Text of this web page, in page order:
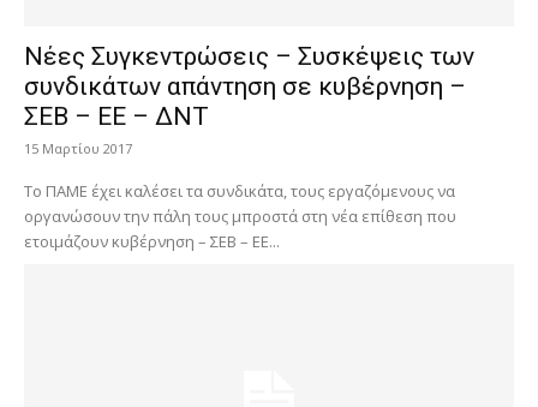
Νέες Συγκεντρώσεις – Συσκέψεις των
συνδικάτων απάντηση σε κυβέρνηση –
ΣΕΒ – ΕΕ – ΔΝΤ
15 Μαρτίου 2017
Το ΠΑΜΕ έχει καλέσει τα συνδικάτα, τους εργαζόμενους να
οργανώσουν την πάλη τους μπροστά στη νέα επίθεση που
ετοιμάζουν κυβέρνηση – ΣΕΒ – ΕΕ...